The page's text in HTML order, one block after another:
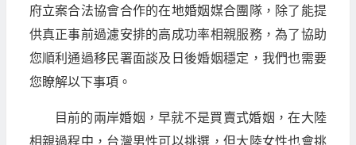
府立案合法協會合作的在地婚姻媒合團隊，除了能提
供真正事前過濾安排的高成功率相親服務，為了協助
您順利通過移民署面談及日後婚姻穩定，我們也需要
您瞭解以下事項。
目前的兩岸婚姻，早就不是買賣式婚姻，在大陸
相親過程中，台灣男性可以挑選，但大陸女性也會挑